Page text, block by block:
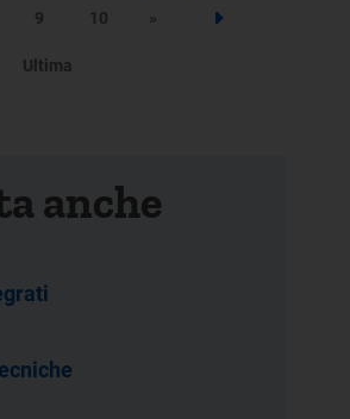
9 10 »
Step successivo
Ultima
anche